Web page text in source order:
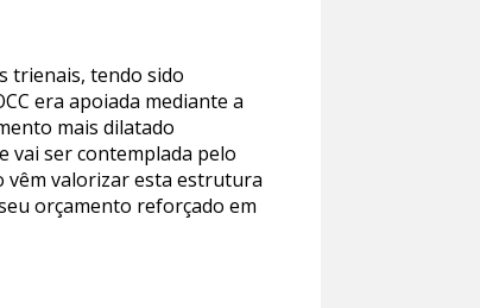
trienais, tendo sido
era apoiada mediante a
mais dilatado
vai ser contemplada pelo
vêm valorizar esta estrutura
orçamento reforçado em